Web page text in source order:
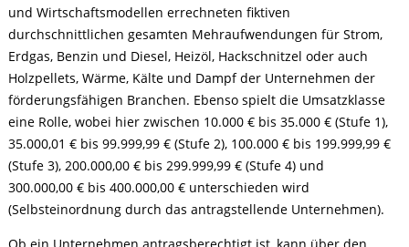
und Wirtschaftsmodellen errechneten fiktiven
durchschnittlichen gesamten Mehraufwendungen für Strom,
Erdgas, Benzin und Diesel, Heizöl, Hackschnitzel oder auch
Holzpellets, Wärme, Kälte und Dampf der Unternehmen der
förderungsfähigen Branchen. Ebenso spielt die Umsatzklasse
eine Rolle, wobei hier zwischen 10.000 € bis 35.000 € (Stufe 1),
35.000,01 € bis 99.999,99 € (Stufe 2), 100.000 € bis 199.999,99 €
(Stufe 3), 200.000,00 € bis 299.999,99 € (Stufe 4) und
300.000,00 € bis 400.000,00 € unterschieden wird
(Selbsteinordnung durch das antragstellende Unternehmen).